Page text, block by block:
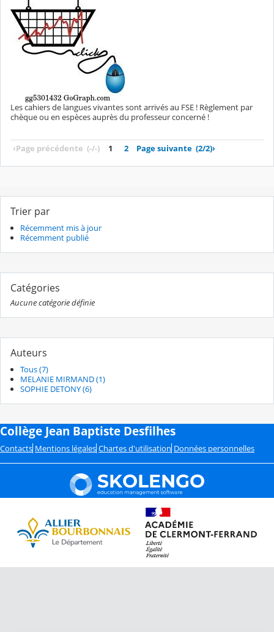
Les cahiers de langues vivantes sont arrivés au FSE ! Règlement par
chèque ou en espèces auprès du professeur concerné !
‹Page précédente (-/-) 1 2 Page suivante (2/2)›
Trier par
Récemment mis à jour
Récemment publié
Catégories
Aucune catégorie définie
Auteurs
Tous (7)
MELANIE MIRMAND (1)
SOPHIE DETONY (6)
Collège Jean Baptiste Desfilhes
Contacts Mentions légales Chartes d'utilisation Données personnelles